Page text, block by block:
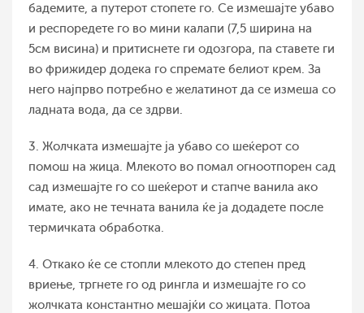
бадемите, а путерот стопете го. Се измешајте убаво
и респоредете го во мини калапи (7,5 ширина на
5см висина) и притиснете ги одозгора, па ставете ги
во фрижидер додека го спремате белиот крем. За
него најпрво потребно е желатинот да се измеша со
ладната вода, да се здрви.
3. Жолчката измешајте ја убаво со шеќерот со
помош на жица. Млекото во помал огноотпорен сад
сад измешајте го со шеќерот и стапче ванила ако
имате, ако не течната ванила ќе ја додадете после
термичката обработка.
4. Откако ќе се стопли млекото до степен пред
вриење, тргнете го од рингла и измешајте го со
жолчката константно мешајќи со жицата. Потоа